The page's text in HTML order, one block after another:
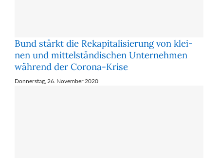
Bund stärkt die Re­ka­pi­ta­li­sie­rung von klei­
nen und mit­tel­stän­di­schen Un­ter­neh­men
wäh­rend der Co­ro­na-Kri­se
Donnerstag, 26. November 2020